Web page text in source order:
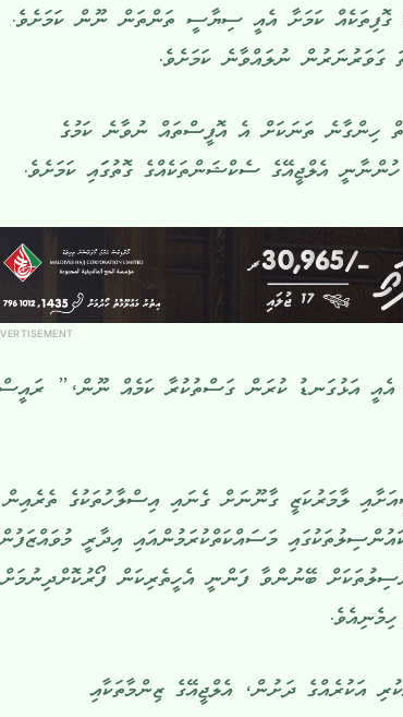
ގޮފިތަކެއް ކަމަށާ އެއީ ސިޔާސީ ތަންތަން ނޫން ކަމަށެވެ.
ގަވަރުނަރުން ނުލައްވާނެ ކަމަށެވެ.
ތަނަކަށް އެ އޮފީސްތައް ނުވާނެ ކަމުގެ
އެލްޖީއޭގެ ސެކްޝަންތަކެއްގެ ގޮތުގަައި ކަމަށެވެ.
އަޅުގަނޑު ކުރަން ގަސްތުކުރާ ކަމެއް ނޫން،”
ލާމަރުކަޒީ ގާނޫނަށް ގެނައި އިސްލާހުތަކުގެ ތެރެއިން
މަސައްކަތްކުރަމުންއައި އިދާރީ
ބޭނުންވާ ފަންނީ އެހީތެރިކަން ފޯރުކޮށްދިނުމަށް
އިތުރުކުރި އަކުރެއްގެ ދަށުން، އެލްޖީއޭގެ ޒިންމާތަކާއި